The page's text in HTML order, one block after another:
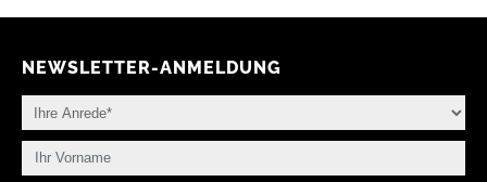
NEWSLETTER-ANMELDUNG